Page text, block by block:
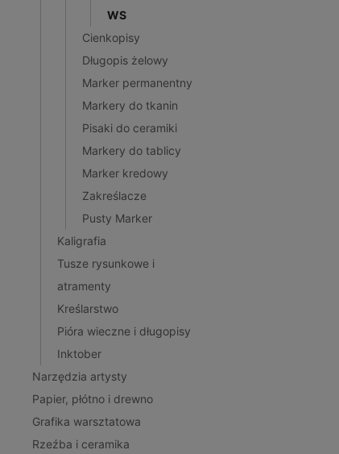
WS
Cienkopisy
Długopis żelowy
Marker permanentny
Markery do tkanin
Pisaki do ceramiki
Markery do tablicy
Marker kredowy
Zakreślacze
Pusty Marker
Kaligrafia
Tusze rysunkowe i
atramenty
Kreślarstwo
Pióra wieczne i długopisy
Inktober
Narzędzia artysty
Papier, płótno i drewno
Grafika warsztatowa
Rzeźba i ceramika